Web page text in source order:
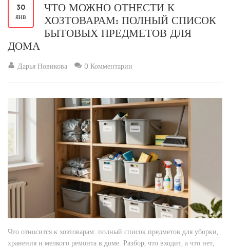
30
янв
ЧТО МОЖНО ОТНЕСТИ К
ХОЗТОВАРАМ: ПОЛНЫЙ СПИСОК
БЫТОВЫХ ПРЕДМЕТОВ ДЛЯ
ДОМА
Дарья Новикова 0 Комментарии
Что относится к хозтоварам: полный список предметов для уборки,
хранения и мелкого ремонта в доме. Разбор, что входит, а что нет,